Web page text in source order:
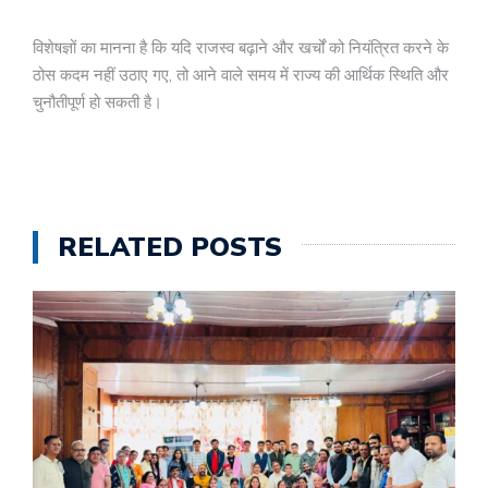
विशेषज्ञों का मानना है कि यदि राजस्व बढ़ाने और खर्चों को नियंत्रित करने के
ठोस कदम नहीं उठाए गए, तो आने वाले समय में राज्य की आर्थिक स्थिति और
चुनौतीपूर्ण हो सकती है।
RELATED POSTS